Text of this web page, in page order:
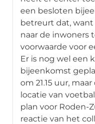
een besloten
betreurt dat,
naar de inwoners
voorwaarde voor
Er is nog wel een
bijeenkomst
om 21.15 uur,
locatie van
plan voor Roden-
reactie van het